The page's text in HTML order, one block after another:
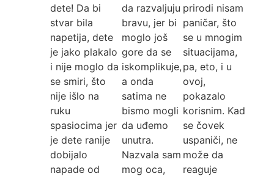
dete! Da bi
stvar bila
napetija, dete
je jako plakalo
i nije moglo da
se smiri, što
nije išlo na
ruku
spasiocima jer
je dete ranije
dobijalo
napade od
da razvaljuju
bravu, jer bi
moglo još
gore da se
iskomplikuje,
a onda
satima ne
bismo mogli
da uđemo
unutra.
Nazvala sam
mog oca,
prirodi nisam
paničar, što
se u mnogim
situacijama,
pa, eto, i u
ovoj,
pokazalo
korisnim. Kad
se čovek
uspaniči, ne
može da
reaguje